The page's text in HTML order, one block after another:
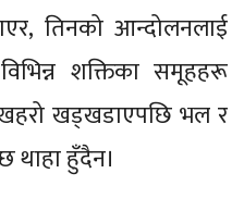
तिनको आन्दोलनलाई
शक्तिका समूहहरू
खड्खडाएपछि भल र
थाहा हुँदैन।